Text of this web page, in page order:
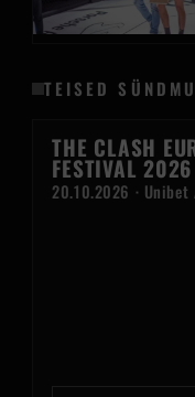
TEISED
THE CLASH
FESTIVAL 2026
20.10.2026 · Unibet